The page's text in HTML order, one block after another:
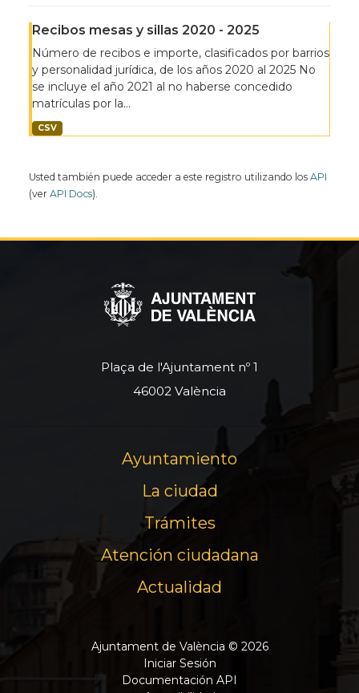
Recibos mesas y sillas 2020 - 2025
Número de recibos e importe, clasificados por barrios
y personalidad jurídica, de los años 2020 al 2025 No
se incluye el año 2021 al no haberse concedido
matrículas por la...
CSV
Usted también puede acceder a este registro utilizando los API
(ver API Docs).
Plaça de l'Ajuntament nº 1
46002 València
Ayuntamiento
La ciudad
Trámites
Atención ciudadana
Actualidad
Ajuntament de València © 2026
Iniciar Sesión
Documentación API